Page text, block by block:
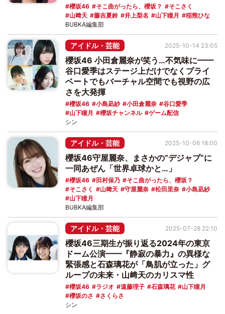
櫻坂46 そこ曲がったら、櫻坂？
そこさく
山﨑天
藤吉夏鈴 井上梨名 山下瞳月 稲熊ひな
BUBKA編集部
アイドル・芸能
櫻坂46 小田倉麗奈が笑う…不気味に━━
谷口愛季はステージ上だけでなくプライ
ベートでもバーチャル空間でも視野の広
さを大発揮
櫻坂46 小島凪紗 小田倉麗奈
谷口愛季
山下瞳月
櫻坂チャンネル ゲーム配信
2025-10-14 23:05
シン
アイドル・芸能
櫻坂46守屋麗奈、まさかの“デジャブ”に
一同あぜん「世界卓球かと…」
櫻坂46 田村保乃
そこ曲がったら、櫻坂？
そこさく
山﨑天 守屋麗奈 松田里奈
小島凪紗
山下瞳月
2025-10-06 18:00
BUBKA編集部
アイドル・芸能
櫻坂46三期生が振り返る2024年の東京
ドーム公演━━『静寂の暴力』の異様な
緊張感と石森璃花が「鳥肌が立った」グ
ループの未来・山﨑天のカリスマ性
櫻坂46 ラジオ 遠藤理子 石森璃花
山下瞳月
櫻坂のさ
さくらさ
2025-07-28 22:10
シン